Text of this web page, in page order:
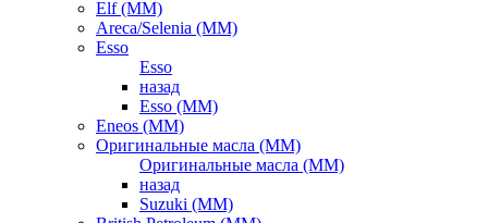
Elf (ММ)
Areca/Selenia (ММ)
Esso
Esso
назад
Esso (ММ)
Eneos (ММ)
Оригинальные масла (ММ)
Оригинальные масла (ММ)
назад
Suzuki (ММ)